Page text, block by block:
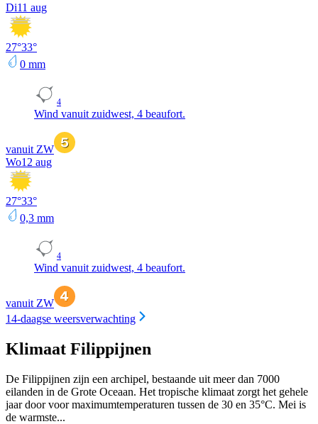
Di11 aug
27°33°
0 mm
4
Wind vanuit zuidwest, 4 beaufort.
vanuit ZW
Wo12 aug
27°33°
0,3 mm
4
Wind vanuit zuidwest, 4 beaufort.
vanuit ZW
14-daagse weersverwachting
Klimaat Filippijnen
De Filippijnen zijn een archipel, bestaande uit meer dan 7000
eilanden in de Grote Oceaan. Het tropische klimaat zorgt het gehele
jaar door voor maximumtemperaturen tussen de 30 en 35°C. Mei is
de warmste...